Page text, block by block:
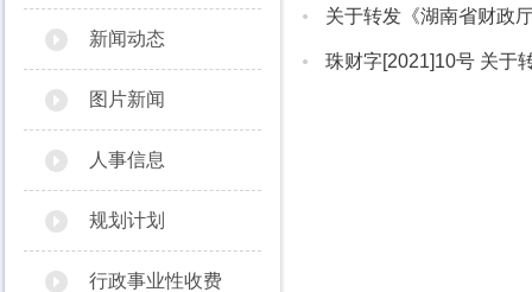
新闻动态
图片新闻
人事信息
规划计划
行政事业性收费
关于转发《湖南省财政
珠财字[2021]10号 关于